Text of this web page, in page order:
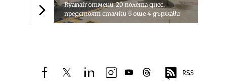
Следваща новина
Ryanair отмени 20 полета днес,
предстоят стачки в още 4 държави
facebooktwitterlinkedininstagram
youtubethreads RSS